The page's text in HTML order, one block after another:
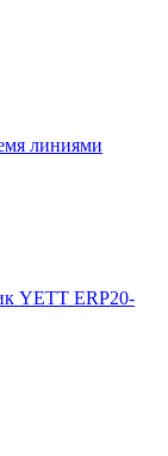
линиями